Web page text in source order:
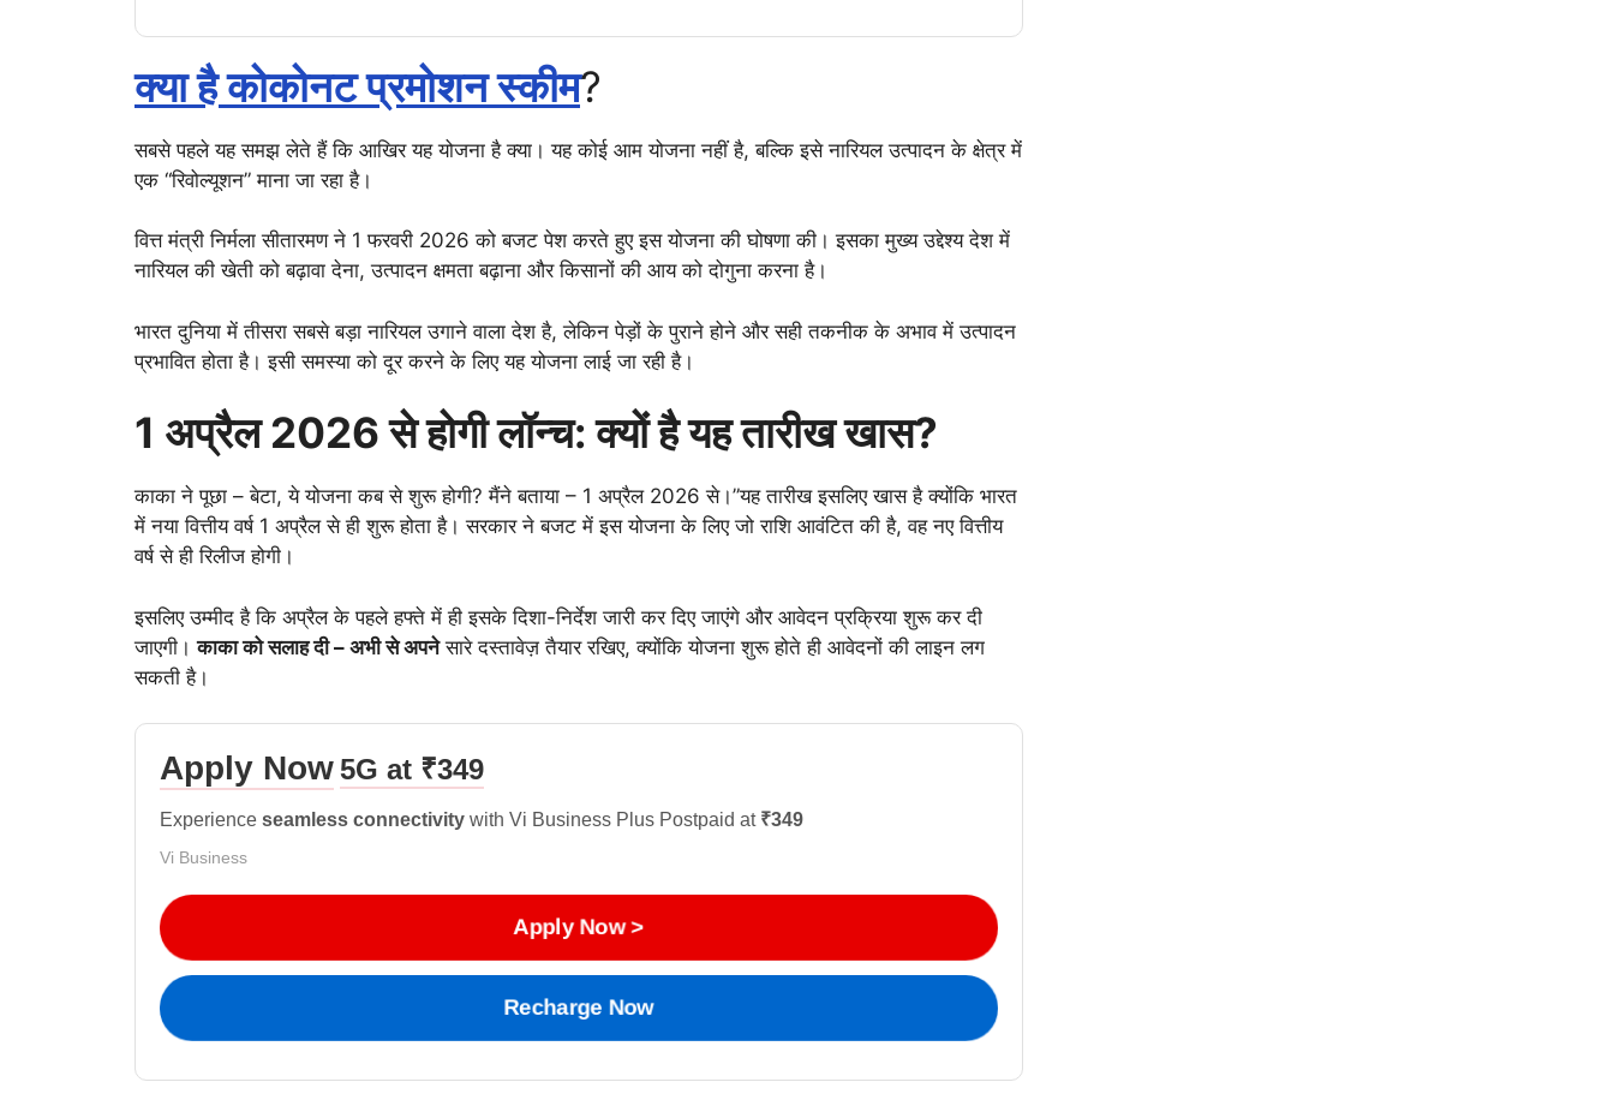
क्या है कोकोनट प्रमोशन स्कीम?
सबसे पहले यह समझ लेते हैं कि आखिर यह योजना है क्या। यह कोई आम योजना नहीं है, बल्कि इसे नारियल उत्पादन के क्षेत्र में
एक “रिवोल्यूशन” माना जा रहा है।
वित्त मंत्री निर्मला सीतारमण ने 1 फरवरी 2026 को बजट पेश करते हुए इस योजना की घोषणा की। इसका मुख्य उद्देश्य देश में
नारियल की खेती को बढ़ावा देना, उत्पादन क्षमता बढ़ाना और किसानों की आय को दोगुना करना है।
भारत दुनिया में तीसरा सबसे बड़ा नारियल उगाने वाला देश है, लेकिन पेड़ों के पुराने होने और सही तकनीक के अभाव में उत्पादन
प्रभावित होता है। इसी समस्या को दूर करने के लिए यह योजना लाई जा रही है।
1 अप्रैल 2026 से होगी लॉन्च: क्यों है यह तारीख खास?
काका ने पूछा – बेटा, ये योजना कब से शुरू होगी? मैंने बताया – 1 अप्रैल 2026 से।”यह तारीख इसलिए खास है क्योंकि भारत
में नया वित्तीय वर्ष 1 अप्रैल से ही शुरू होता है। सरकार ने बजट में इस योजना के लिए जो राशि आवंटित की है, वह नए वित्तीय
वर्ष से ही रिलीज होगी।
इसलिए उम्मीद है कि अप्रैल के पहले हफ्ते में ही इसके दिशा-निर्देश जारी कर दिए जाएंगे और आवेदन प्रक्रिया शुरू कर दी
जाएगी।काका को सलाह दी – अभी से अपनेसारे दस्तावेज़ तैयार रखिए, क्योंकि योजना शुरू होते ही आवेदनों की लाइन लग
सकती है।
Apply Now5G at ₹349
Experience seamless connectivity with Vi Business Plus Postpaid at ₹349
Vi Business
Apply Now >
Recharge Now